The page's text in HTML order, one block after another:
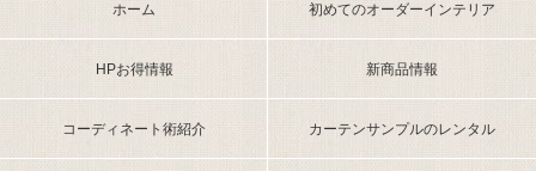
ホーム 初めてのオーダーインテリア
HPお得情報 新商品情報
コーディネート術紹介 カーテンサンプルのレンタル